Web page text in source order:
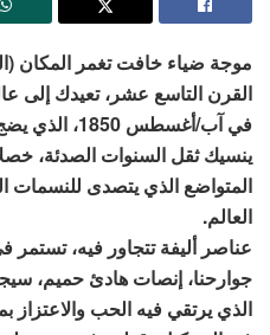
موجة ضياء خافت تغمر المكان
القرن التاسع عشر، تعيدك إلى
في آب/أغسطس
ينسيك ثقل السنوات الصدئة،
المتواضع الذي يتصدى للنسمات
العالم.
عناصر أليفة تتجاور فيه، تستمر
جوارحنا، إنصات هادئ حميم،
الذي يرتقي فيه الحب والاعتزاز